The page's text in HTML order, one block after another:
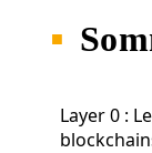
Layer 0 :